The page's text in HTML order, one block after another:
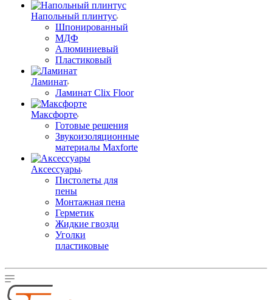
Напольный плинтус
Шпонированный
МДФ
Алюминиевый
Пластиковый
Ламинат
Ламинат Clix Floor
Максфорте
Готовые решения
Звукоизоляционные
материалы Maxforte
Аксессуары
Пистолеты для
пены
Монтажная пена
Герметик
Жидкие гвозди
Уголки
пластиковые